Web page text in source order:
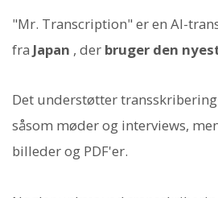
"Mr. Transcription" er en AI-
fra Japan , der bruger den
Det understøtter
såsom møder og interviews,
billeder og PDF'er.